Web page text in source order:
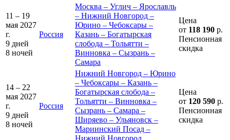
11 – 19
мая 2027
г.
9 дней
8 ночей
Россия
Москва – Углич – Ярославль
– Нижний Новгород –
Юрино – Чебоксары –
Казань – Богатырская
слобода – Тольятти –
Винновка – Сызрань –
Самара
Цена
от 118 190 р.
Пенсионная
скидка
14 – 22
мая 2027
г.
9 дней
8 ночей
Россия
Нижний Новгород – Юрино
– Чебоксары – Казань –
Богатырская слобода –
Тольятти – Винновка –
Сызрань – Самара –
Ширяево – Ульяновск –
Мариинский Посад –
Нижний Новгород
Цена
от 120 590 р.
Пенсионная
скидка